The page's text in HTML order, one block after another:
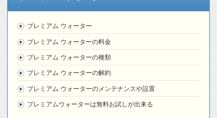
プレミアム ウォーター
プレミアム ウォーターの料金
プレミアム ウォーターの種類
プレミアム ウォーターの解約
プレミアム ウォーターのメンテナンスや設置
プレミアムウォーターは無料お試しが出来る